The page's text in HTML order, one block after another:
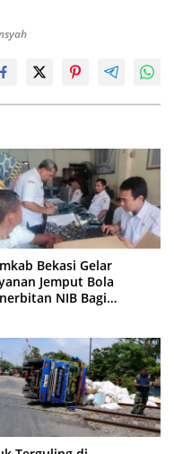
Bekasi Gelar
Jemput Bola
NIB Bagi